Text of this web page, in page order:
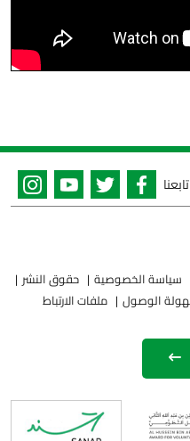
تابعنا
سياسة الخصوصية
حقوق النشر
الوصول ملفات الارتباط